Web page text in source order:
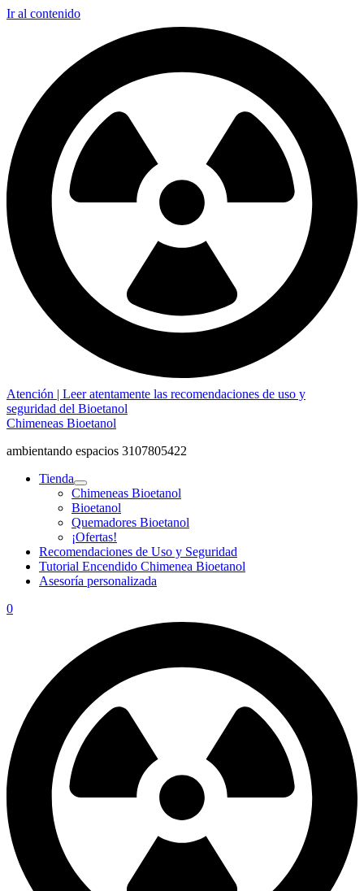
Ir al contenido
Atención | Leer atentamente las recomendaciones de uso y
seguridad del Bioetanol
Chimeneas Bioetanol
ambientando espacios 3107805422
Tienda
Chimeneas Bioetanol
Bioetanol
Quemadores Bioetanol
¡Ofertas!
Recomendaciones de Uso y Seguridad
Tutorial Encendido Chimenea Bioetanol
Asesoría personalizada
0